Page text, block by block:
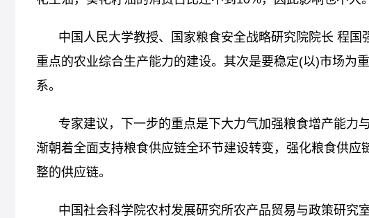
中国人民大学教授、国家粮食安全战略研究院院长 程
重点的农业综合生产能力的建设。其次是要稳定(以)市场为
系。
专家建议，下一步的重点是下大力气加强粮食增产能力
渐朝着全面支持粮食供应链全环节建设转变，强化粮食供
整的供应链。
中国社会科学院农村发展研究所农产品贸易与政策研究